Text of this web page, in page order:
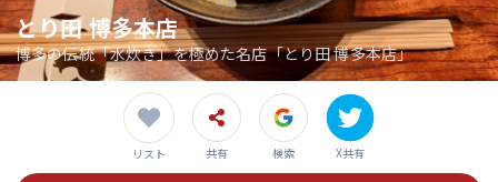
とり田 博多本店
博多の伝統「水炊き」を極めた名店「とり田 博多本店」
リスト 共有 検索 X共有